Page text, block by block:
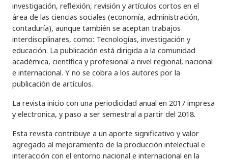
investigación, reflexión, revisión y artículos cortos en el
área de las ciencias sociales (economía, administración,
contaduría), aunque también se aceptan trabajos
interdisciplinares, como: Tecnologías, investigación y
educación. La publicación está dirigida a la comunidad
académica, científica y profesional a nivel regional, nacional
e internacional. Y no se cobra a los autores por la
publicación de artículos.
La revista inicio con una periodicidad anual en 2017 impresa
y electronica, y paso a ser semestral a partir del 2018.
Esta revista contribuye a un aporte significativo y valor
agregado al mejoramiento de la producción intelectual e
interacción con el entorno nacional e internacional en la